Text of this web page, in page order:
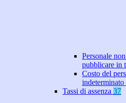
Personale
pubblicare in
Costo del
Tassi di assenza 37